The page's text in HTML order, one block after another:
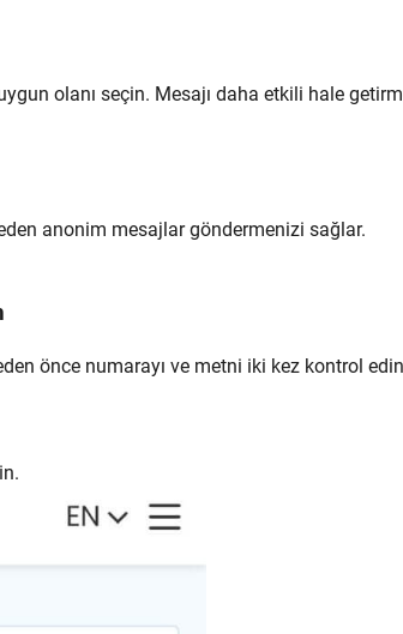
olanı seçin. Mesajı daha etkili hale
anonim mesajlar göndermenizi sağlar.
önce numarayı ve metni iki kez kontrol